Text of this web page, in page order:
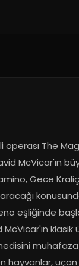
operası The
McVicar'ın
Gece
eşliğinde
hayvanlar, uçan